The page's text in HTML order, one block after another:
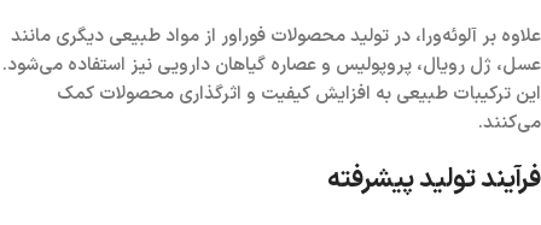
علاوه بر آلوئه‌ورا، در تولید محصولات فوراور از مواد طبیعی دیگری مانند
عسل، ژل رویال، پروپولیس و عصاره گیاهان دارویی نیز استفاده می‌شود.
این ترکیبات طبیعی به افزایش کیفیت و اثرگذاری محصولات کمک
می‌کنند.
فرآیند تولید پیشرفته